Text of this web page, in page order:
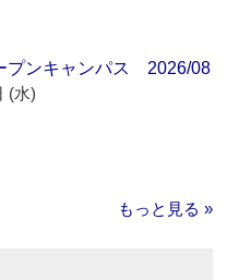
ンキャンパス 2026/08
(水)
もっと見る »